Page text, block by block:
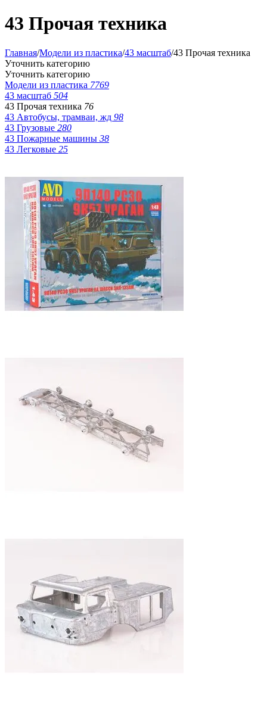
43 Прочая техника
Главная/Модели из пластика/43 масштаб/43 Прочая техника
Уточнить категорию
Уточнить категорию
Модели из пластика 7769
43 масштаб 504
43 Прочая техника 76
43 Автобусы, трамваи, жд 98
43 Грузовые 280
43 Пожарные машины 38
43 Легковые 25